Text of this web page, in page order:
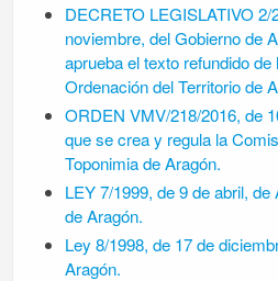
DECRETO LEGISLATIVO 2/
noviembre, del Gobierno de
aprueba el texto refundido de
Ordenación del Territorio de
ORDEN VMV/218/2016, de
que se crea y regula la
Toponimia de Aragón.
LEY 7/1999, de 9 de abril,
de Aragón.
Ley 8/1998, de 17 de
Aragón.